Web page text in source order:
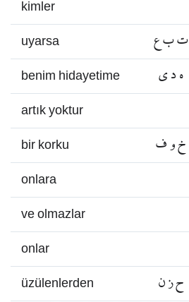
kimler
uyarsa ت ب ع
benim hidayetime ه د ي
artık yoktur
bir korku خ و ف
onlara
ve olmazlar
onlar
üzülenlerden ح ز ن